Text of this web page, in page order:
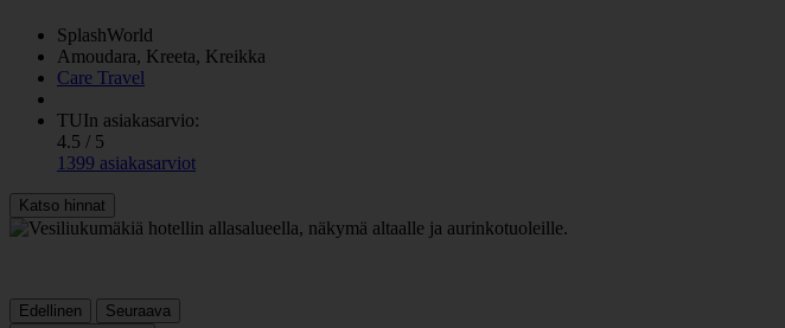
SplashWorld
Amoudara, Kreeta, Kreikka
Care Travel
TUIn asiakasarvio:
4.5 / 5
1399 asiakasarviot
Katso hinnat
Edellinen
Seuraava